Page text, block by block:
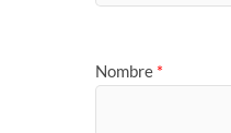
Nombre *